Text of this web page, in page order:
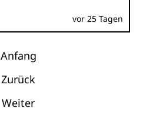
vor 25 Tagen
Anfang
Zurück
Weiter